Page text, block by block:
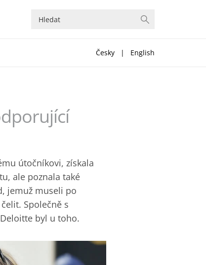
Česky | English
útočníkovi, získala
ale poznala také
jemuž museli po
Společně s
byl u toho.